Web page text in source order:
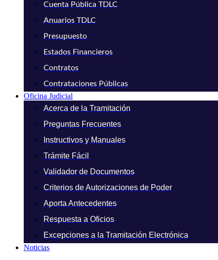
Cuenta Pública TDLC
Anuarios TDLC
Presupuesto
Estados Financieros
Contratos
Contrataciones Públicas
Oficina Judicial
Acerca de la Tramitación
Preguntas Frecuentes
Instructivos y Manuales
Trámite Fácil
Validador de Documentos
Criterios de Autorizaciones de Poder
Aporta Antecedentes
Respuesta a Oficios
Excepciones a la Tramitación Electrónica
Noticias